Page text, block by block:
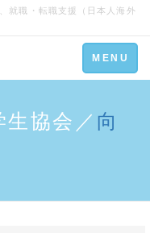
就職・転職支援（日本人海外
Toggle
navigation
MENU
協会／ 向